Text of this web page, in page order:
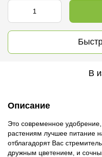
В
Описание
Это современное
растениям лучшее питание
отблагадорят Вас
дружным цветением, и